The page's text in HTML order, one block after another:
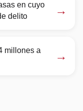
en cuyo
delito
→
millones a
→